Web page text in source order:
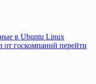
в Ubuntu Linux
от госкомпаний перейти